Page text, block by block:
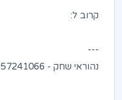
קרוב ל:
---
נהוראי שחק - 0557241066